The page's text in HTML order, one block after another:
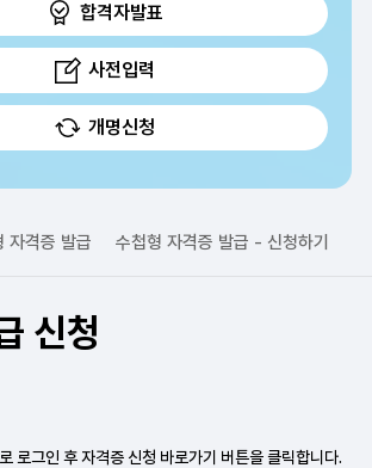
합격자발표
사전입력
개명신청
자격증 발급 수첩형 자격증 발급 - 신청하기
신청
로그인 후 자격증 신청 바로가기 버튼을 클릭합니다.